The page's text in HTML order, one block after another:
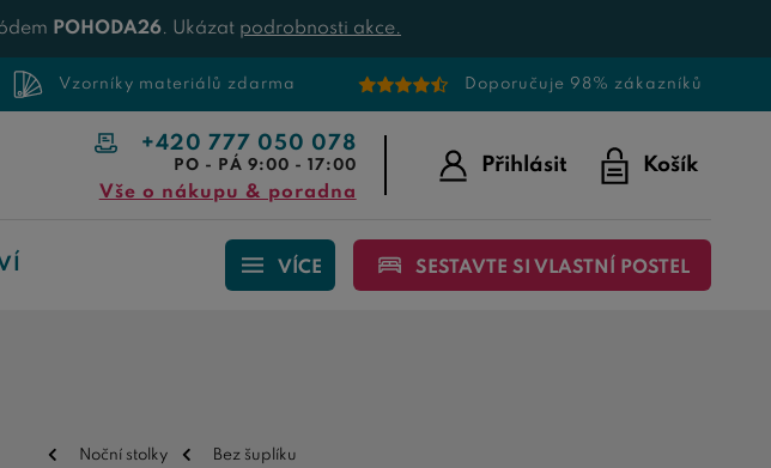
POHODA26. Ukázat podrobnosti akce.
Vzorníky materiálů zdarma Doporučuje 98% zákazníků
+420 777 050 078
PO - PÁ 9:00 - 17:00
Vše o nákupu & poradna
Přihlásit Košík
VÍCE SESTAVTE SI VLASTNÍ POSTEL
Noční stolky Bez šuplíku